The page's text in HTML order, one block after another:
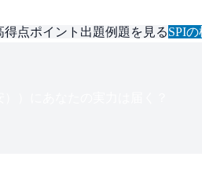
得点ポイント 出題例題を見るSPIの